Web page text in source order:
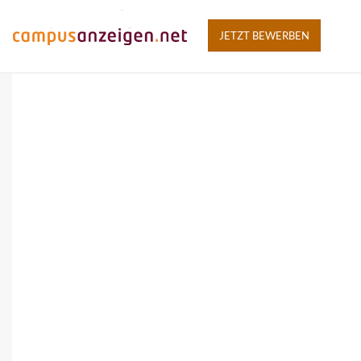
JETZT BEWERBEN